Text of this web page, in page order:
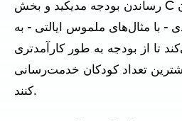
رساندن بودجه مدیکید و بخش C برای کوچکترین کودکان
- با مثال‌های ملموس ایالتی - به
تا از بودجه به طور کارآمدتری
تعداد کودکان خدمت‌رسانی
کنند.